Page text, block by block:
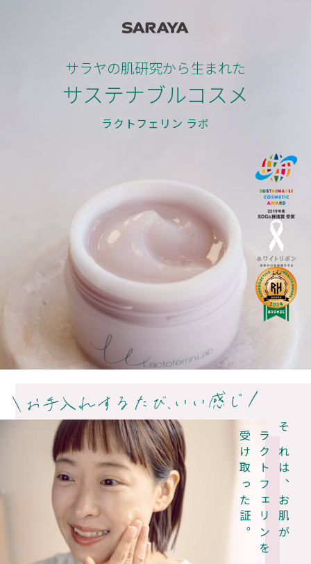
サラヤの肌研究から生まれた
サステナブルコスメ
ラクトフェリン ラボ
それは、お肌が
ラクトフェリンを
受け取った証。